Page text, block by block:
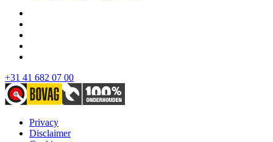
+31 41 682 07 00
Privacy
Disclaimer